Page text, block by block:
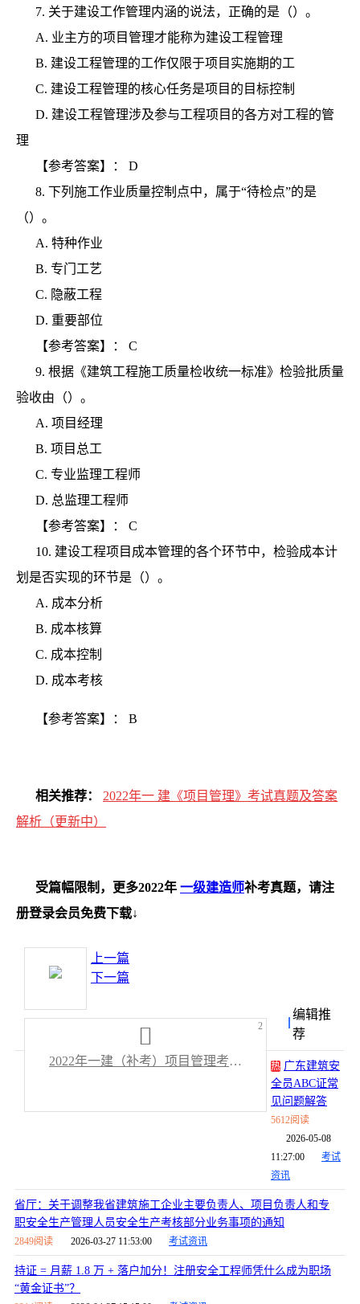
7. 关于建设工作管理内涵的说法，正确的是（）。
A. 业主方的项目管理才能称为建设工程管理
B. 建设工程管理的工作仅限于项目实施期的工
C. 建设工程管理的核心任务是项目的目标控制
D. 建设工程管理涉及参与工程项目的各方对工程的管
理
【参考答案】：
D
8. 下列施工作业质量控制点中，属于“待检点”的是
（）。
A. 特种作业
B. 专门工艺
C. 隐蔽工程
D. 重要部位
【参考答案】：
C
9. 根据《建筑工程施工质量检收统一标准》检验批质量
验收由（）。
A. 项目经理
B. 项目总工
C. 专业监理工程师
D. 总监理工程师
【参考答案】：
C
10. 建设工程项目成本管理的各个环节中，检验成本计
划是否实现的环节是（）。
A. 成本分析
B. 成本核算
C. 成本控制
D. 成本考核
【参考答案】： B
相关推荐：
2022年一 建《项目管理》考试真题及答案
解析（更新中）
受篇幅限制，更多2022年 一级建造师补考真题，请注
册登录会员免费下载↓
2022年一建（补考）项目管理考试真题及答案解析（全）.pdf
2
上一篇
下一篇
编辑推
荐
热 广东建筑安
全员ABC证常
见问题解答
5612阅读
2026-05-08
11:27:00
考试
资讯
省厅：关于调整我省建筑施工企业主要负责人、项目负责人和专
职安全生产管理人员安全生产考核部分业务事项的通知
2849阅读 2026-03-27 11:53:00 考试资讯
持证 = 月薪 1.8 万 + 落户加分！注册安全工程师凭什么成为职场
“黄金证书”？